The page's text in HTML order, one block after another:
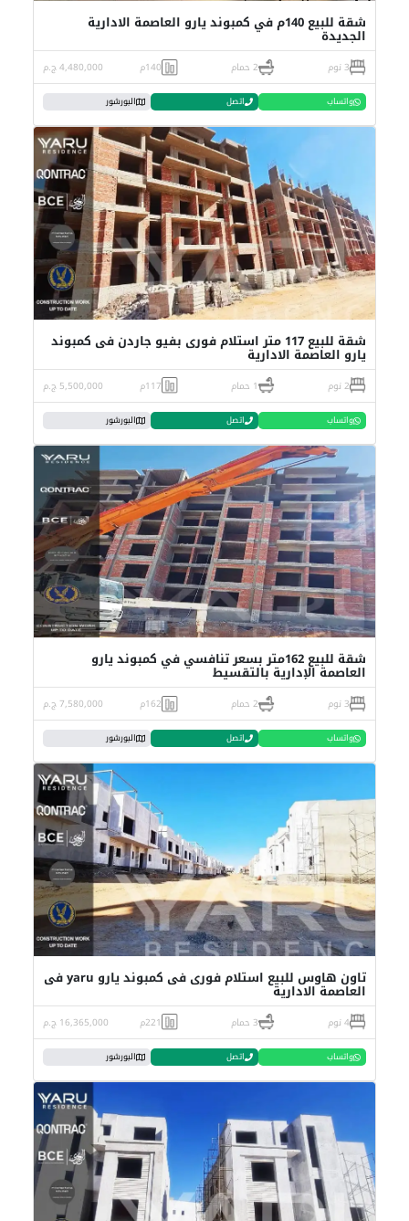
شقة للبيع 140م في كمبوند يارو العاصمة الادارية
الجديدة
3 نوم 2 حمام 140م 4,480,000 ج.م
واتساب اتصل البورشور
شقة للبيع 117 متر استلام فورى بفيو جاردن فى كمبوند
يارو العاصمة الادارية
2 نوم 1 حمام 117م 5,500,000 ج.م
واتساب اتصل البورشور
شقة للبيع 162متر بسعر تنافسي في كمبوند يارو
العاصمة الإدارية بالتقسيط
3 نوم 2 حمام 162م 7,580,000 ج.م
واتساب اتصل البورشور
تاون هاوس للبيع استلام فورى فى كمبوند يارو yaru فى
العاصمة الادارية
4 نوم 3 حمام 221م 16,365,000 ج.م
واتساب اتصل البورشور